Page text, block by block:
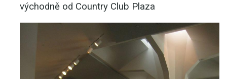
východně od Country Club Plaza